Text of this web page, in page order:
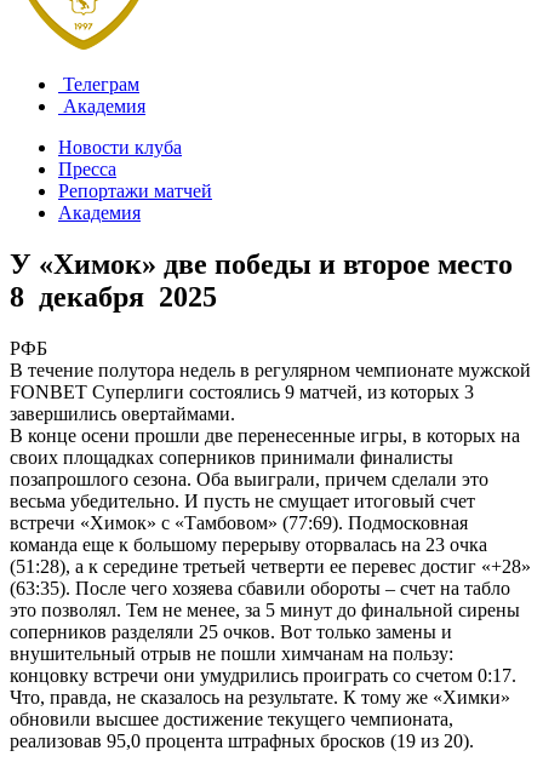
Телеграм
Академия
Новости клуба
Пресса
Репортажи матчей
Академия
У «Химок» две победы и второе место
8 декабря 2025
РФБ
В течение полутора недель в регулярном чемпионате мужской
FONBET Суперлиги состоялись 9 матчей, из которых 3
завершились овертаймами.
В конце осени прошли две перенесенные игры, в которых на
своих площадках соперников принимали финалисты
позапрошлого сезона. Оба выиграли, причем сделали это
весьма убедительно. И пусть не смущает итоговый счет
встречи «Химок» с «Тамбовом» (77:69). Подмосковная
команда еще к большому перерыву оторвалась на 23 очка
(51:28), а к середине третьей четверти ее перевес достиг «+28»
(63:35). После чего хозяева сбавили обороты – счет на табло
это позволял. Тем не менее, за 5 минут до финальной сирены
соперников разделяли 25 очков. Вот только замены и
внушительный отрыв не пошли химчанам на пользу:
концовку встречи они умудрились проиграть со счетом 0:17.
Что, правда, не сказалось на результате. К тому же «Химки»
обновили высшее достижение текущего чемпионата,
реализовав 95,0 процента штрафных бросков (19 из 20).